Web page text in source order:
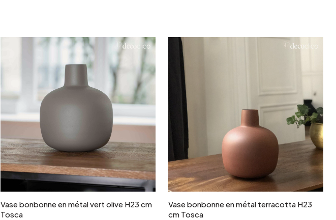
Ajouter au panier
Vase bonbonne en métal vert olive H23 cm
Tosca
Ajouter au panier
Vase bonbonne en métal terracotta H23
cm Tosca